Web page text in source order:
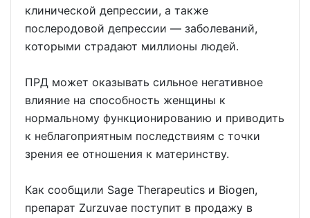
клинической депрессии, а также
послеродовой депрессии ― заболеваний,
которыми страдают миллионы людей.
ПРД может оказывать сильное негативное
влияние на способность женщины к
нормальному функционированию и приводить
к неблагоприятным последствиям с точки
зрения ее отношения к материнству.
Как сообщили Sage Therapeutics и Biogen,
препарат Zurzuvae поступит в продажу в